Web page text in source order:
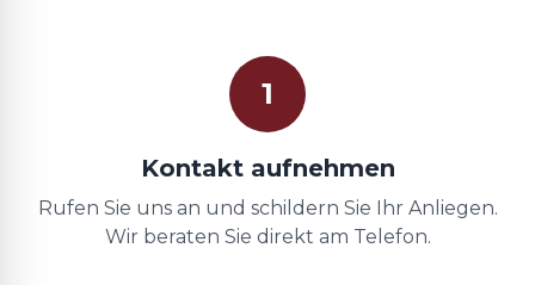
1
Kontakt aufnehmen
Rufen Sie uns an und schildern Sie Ihr Anliegen.
Wir beraten Sie direkt am Telefon.